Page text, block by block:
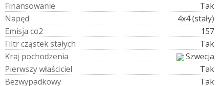
Finansowanie
Tak
Napęd
4x4 (stały)
Emisja co2
157
Filtrcząstekstałych
Tak
Kraj pochodzenia
Szwecja
Pierwszywłaściciel
Tak
Bezwypadkowy
Tak